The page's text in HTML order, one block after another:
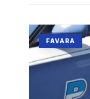
FAVARA